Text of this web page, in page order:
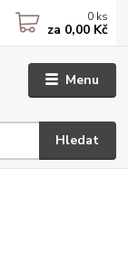
Menu
Hledat
0 ks
za 0,00 Kč